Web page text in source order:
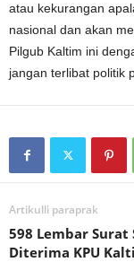
atau kekurangan
nasional dan akan
Pilgub Kaltim ini
jangan terlibat politik
Artikulli paraprak
598 Lembar Surat
Diterima KPU